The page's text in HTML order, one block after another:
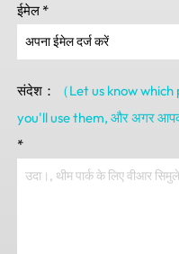
ईमेल *
संदेश： （Let us know
you'll use them, और अगर
*